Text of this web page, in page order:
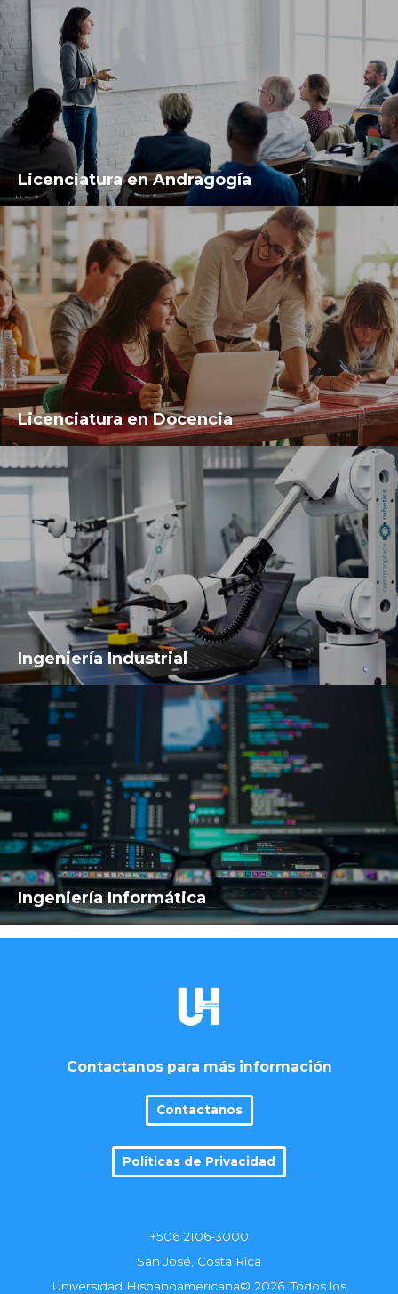
Licenciatura en Andragogía
Licenciatura en Docencia
Ingeniería Industrial
Ingeniería Informática
Contactanos para más información
Contactanos
Políticas de Privacidad
+506 2106-3000
San José, Costa Rica
Universidad Hispanoamericana© 2026. Todos los